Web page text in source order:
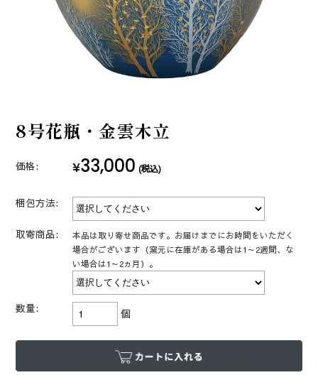
8号花瓶・金雲木立
価格: ¥33,000 (税込)
梱包方法:
取寄商品:
本品は取り寄せ商品です。お届けまでにお時間をいただく
場合がございます（窯元に在庫がある場合は1～2週間、な
い場合は1～2ヵ月）。
数量: 個